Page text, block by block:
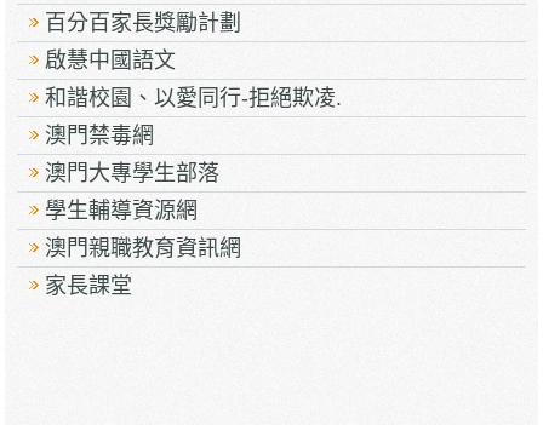
百分百家長獎勵計劃
啟慧中國語文
和諧校園、以愛同行-拒絕欺凌.
澳門禁毒網
澳門大專學生部落
學生輔導資源網
澳門親職教育資訊網
家長課堂